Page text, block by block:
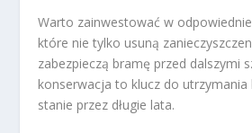
Warto zainwestować w
które nie tylko usuną
zabezpieczą bramę przed dalszymi
konserwacja to klucz do
stanie przez długie lata.